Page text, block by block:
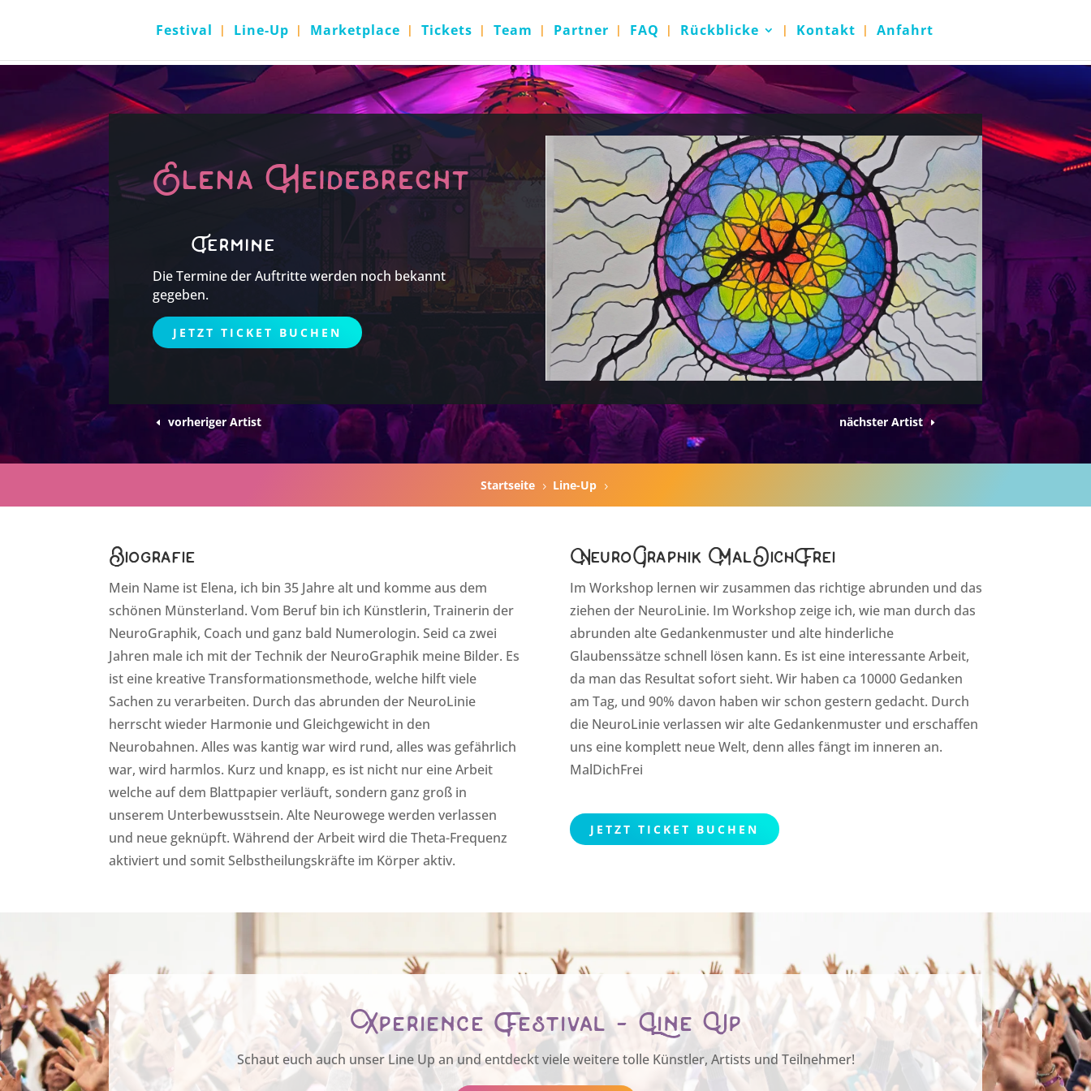
Festival Line-Up Marketplace Tickets Team Partner FAQ Rückblicke Kontakt Anfahrt
Elena Heidebrecht
Termine
Die Termine der Auftritte werden noch bekannt
gegeben.
JETZT TICKET BUCHEN
vorheriger Artist nächster Artist
Startseite 5 Line-Up 5
Biografie
Mein Name ist Elena, ich bin 35 Jahre alt und komme aus dem
schönen Münsterland. Vom Beruf bin ich Künstlerin, Trainerin der
NeuroGraphik, Coach und ganz bald Numerologin. Seid ca zwei
Jahren male ich mit der Technik der NeuroGraphik meine Bilder. Es
ist eine kreative Transformationsmethode, welche hilft viele
Sachen zu verarbeiten. Durch das abrunden der NeuroLinie
herrscht wieder Harmonie und Gleichgewicht in den
Neurobahnen. Alles was kantig war wird rund, alles was gefährlich
war, wird harmlos. Kurz und knapp, es ist nicht nur eine Arbeit
welche auf dem Blattpapier verläuft, sondern ganz groß in
unserem Unterbewusstsein. Alte Neurowege werden verlassen
und neue geknüpft. Während der Arbeit wird die Theta-Frequenz
aktiviert und somit Selbstheilungskräfte im Körper aktiv.
NeuroGraphik MalDichFrei
Im Workshop lernen wir zusammen das richtige abrunden und das
ziehen der NeuroLinie. Im Workshop zeige ich, wie man durch das
abrunden alte Gedankenmuster und alte hinderliche
Glaubenssätze schnell lösen kann. Es ist eine interessante Arbeit,
da man das Resultat sofort sieht. Wir haben ca 10000 Gedanken
am Tag, und 90% davon haben wir schon gestern gedacht. Durch
die NeuroLinie verlassen wir alte Gedankenmuster und erschaffen
uns eine komplett neue Welt, denn alles fängt im inneren an.
MalDichFrei
JETZT TICKET BUCHEN
Xperience Festival - Line Up
Schaut euch auch unser Line Up an und entdeckt viele weitere tolle Künstler, Artists und Teilnehmer!